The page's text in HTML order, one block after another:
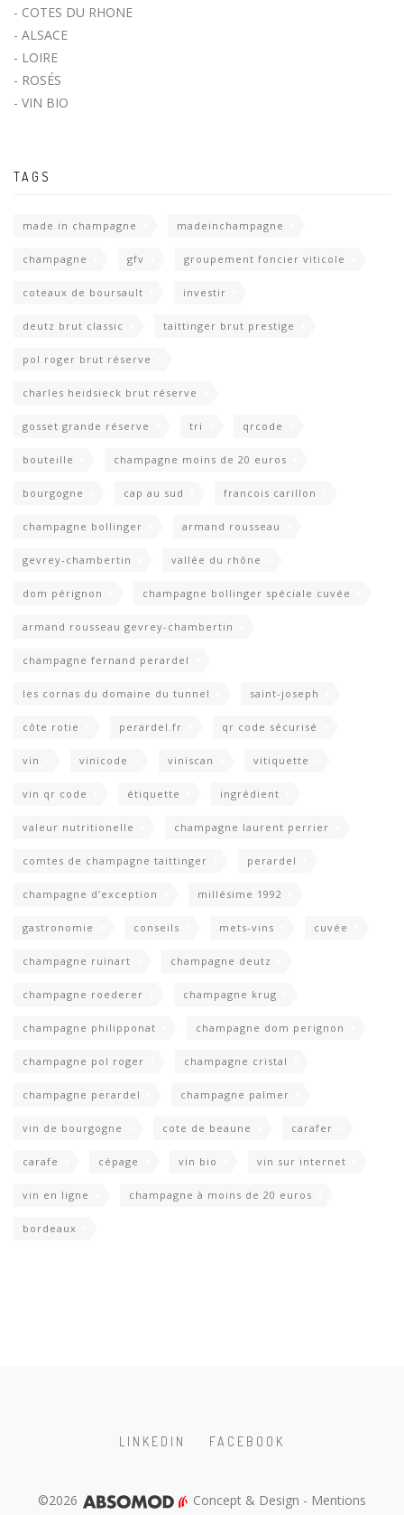
- COTES DU RHONE
- ALSACE
- LOIRE
- ROSÉS
- VIN BIO
TAGS
made in champagne madeinchampagne
champagne gfv groupement foncier viticole
coteaux de boursault investir
deutz brut classic taittinger brut prestige
pol roger brut réserve
charles heidsieck brut réserve
gosset grande réserve tri qrcode
bouteille champagne moins de 20 euros
bourgogne cap au sud francois carillon
champagne bollinger armand rousseau
gevrey-chambertin vallée du rhône
dom pérignon champagne bollinger spéciale cuvée
armand rousseau gevrey-chambertin
champagne fernand perardel
les cornas du domaine du tunnel saint-joseph
côte rotie perardel.fr qr code sécurisé
vin vinicode viniscan vitiquette
vin qr code étiquette ingrédient
valeur nutritionelle champagne laurent perrier
comtes de champagne taittinger perardel
champagne d’exception millésime 1992
gastronomie conseils mets-vins cuvée
champagne ruinart champagne deutz
champagne roederer champagne krug
champagne philipponat champagne dom perignon
champagne pol roger champagne cristal
champagne perardel champagne palmer
vin de bourgogne cote de beaune carafer
carafe cépage vin bio vin sur internet
vin en ligne champagne à moins de 20 euros
bordeaux
LINKEDIN FACEBOOK
©2026 Concept & Design - Mentions